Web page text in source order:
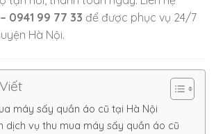
0941 99 77 33 để được phục vụ 24/7
Hà Nội.
máy sấy quần áo cũ tại Hà Nội
dịch vụ thu mua máy sấy quần áo cũ